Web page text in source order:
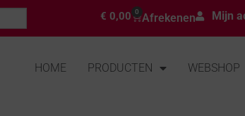
€ 0,00 0 Afrekenen Mijn
HOME PRODUCTEN WEBSHOP